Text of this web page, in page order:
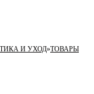
И УХОД»ТОВАРЫ